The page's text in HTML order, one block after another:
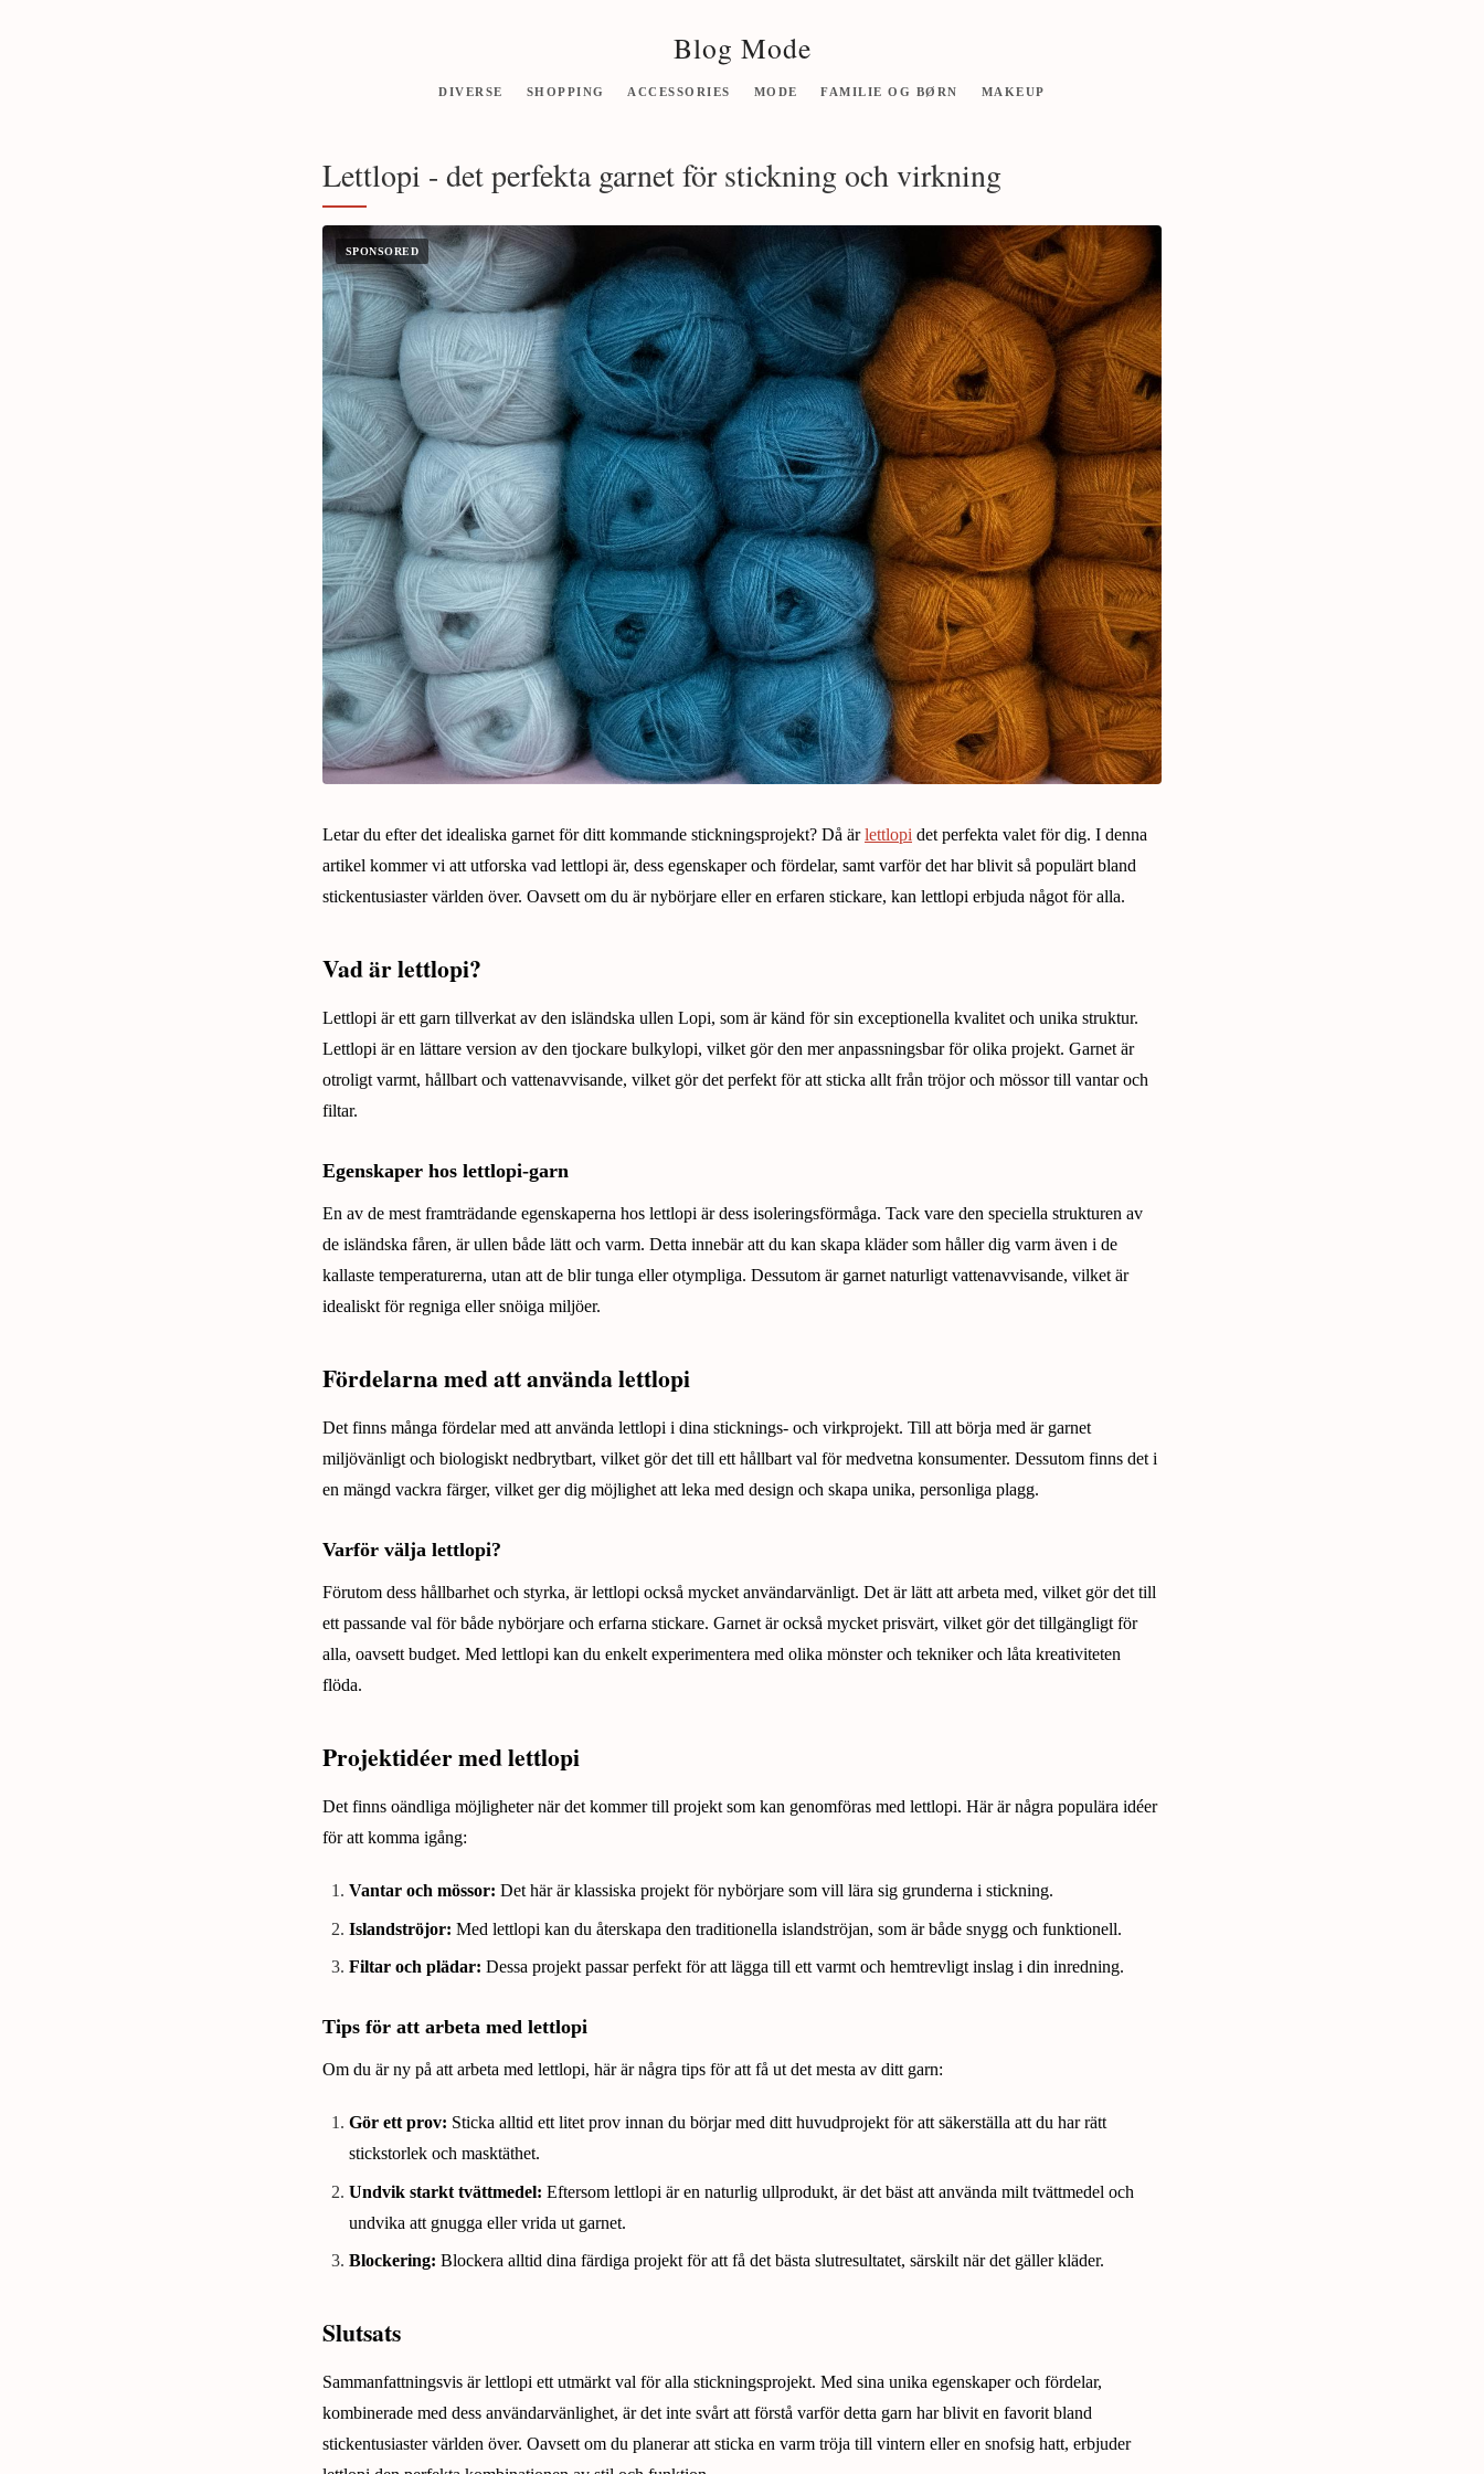
Blog Mode
DIVERSE SHOPPING ACCESSORIES MODE FAMILIE OG BØRN MAKEUP
Lettlopi - det perfekta garnet för stickning och virkning
Letar du efter det idealiska garnet för ditt kommande stickningsprojekt? Då ärlettlopi det perfekta valet för dig. I denna
artikel kommer vi att utforska vad lettlopi är, dess egenskaper och fördelar, samt varför det har blivit så populärt bland
stickentusiaster världen över. Oavsett om du är nybörjare eller en erfaren stickare, kan lettlopi erbjuda något för alla.
Vad är lettlopi?
Lettlopi är ett garn tillverkat av den isländska ullen Lopi, som är känd för sin exceptionella kvalitet och unika struktur.
Lettlopi är en lättare version av den tjockare bulkylopi, vilket gör den mer anpassningsbar för olika projekt. Garnet är
otroligt varmt, hållbart och vattenavvisande, vilket gör det perfekt för att sticka allt från tröjor och mössor till vantar och
filtar.
Egenskaper hos lettlopi-garn
En av de mest framträdande egenskaperna hos lettlopi är dess isoleringsförmåga. Tack vare den speciella strukturen av
de isländska fåren, är ullen både lätt och varm. Detta innebär att du kan skapa kläder som håller dig varm även i de
kallaste temperaturerna, utan att de blir tunga eller otympliga. Dessutom är garnet naturligt vattenavvisande, vilket är
idealiskt för regniga eller snöiga miljöer.
Fördelarna med att använda lettlopi
Det finns många fördelar med att använda lettlopi i dina sticknings- och virkprojekt. Till att börja med är garnet
miljövänligt och biologiskt nedbrytbart, vilket gör det till ett hållbart val för medvetna konsumenter. Dessutom finns det i
en mängd vackra färger, vilket ger dig möjlighet att leka med design och skapa unika, personliga plagg.
Varför välja lettlopi?
Förutom dess hållbarhet och styrka, är lettlopi också mycket användarvänligt. Det är lätt att arbeta med, vilket gör det till
ett passande val för både nybörjare och erfarna stickare. Garnet är också mycket prisvärt, vilket gör det tillgängligt för
alla, oavsett budget. Med lettlopi kan du enkelt experimentera med olika mönster och tekniker och låta kreativiteten
flöda.
Projektidéer med lettlopi
Det finns oändliga möjligheter när det kommer till projekt som kan genomföras med lettlopi. Här är några populära idéer
för att komma igång:
Vantar och mössor: Det här är klassiska projekt för nybörjare som vill lära sig grunderna i stickning.
Islandströjor: Med lettlopi kan du återskapa den traditionella islandströjan, som är både snygg och funktionell.
Filtar och plädar: Dessa projekt passar perfekt för att lägga till ett varmt och hemtrevligt inslag i din inredning.
Tips för att arbeta med lettlopi
Om du är ny på att arbeta med lettlopi, här är några tips för att få ut det mesta av ditt garn:
Gör ett prov: Sticka alltid ett litet prov innan du börjar med ditt huvudprojekt för att säkerställa att du har rätt
stickstorlek och masktäthet.
Undvik starkt tvättmedel: Eftersom lettlopi är en naturlig ullprodukt, är det bäst att använda milt tvättmedel och
undvika att gnugga eller vrida ut garnet.
Blockering: Blockera alltid dina färdiga projekt för att få det bästa slutresultatet, särskilt när det gäller kläder.
Slutsats
Sammanfattningsvis är lettlopi ett utmärkt val för alla stickningsprojekt. Med sina unika egenskaper och fördelar,
kombinerade med dess användarvänlighet, är det inte svårt att förstå varför detta garn har blivit en favorit bland
stickentusiaster världen över. Oavsett om du planerar att sticka en varm tröja till vintern eller en snofsig hatt, erbjuder